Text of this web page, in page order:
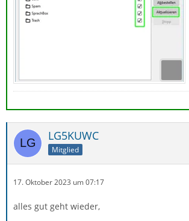
LG5KUWC
Mitglied
17. Oktober 2023 um 07:17
alles gut geht wieder,